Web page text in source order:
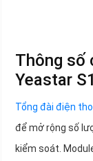
Thông số
Yeastar
Tổng đài điện
để mở rộng số
kiểm soát.